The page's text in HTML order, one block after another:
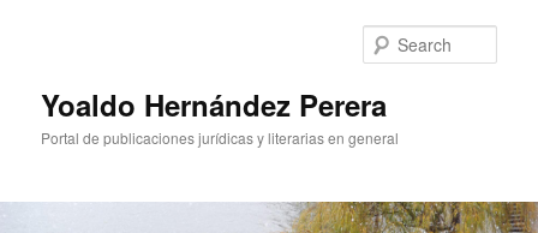
Yoaldo Hernández Perera
Portal de publicaciones jurídicas y literarias en general